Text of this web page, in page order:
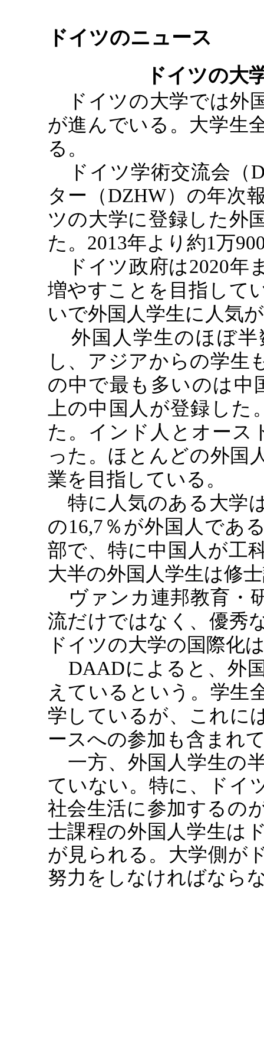
ドイツのニュース
ドイツの大
ドイツの大学では外
が進んでいる。大学生
る。
ドイツ学術交流会（
ター（DZHW）の年次
ツの大学に登録した外
た。 2013年より約1万
ドイツ政府は2020年
増やすことを目指して
いで外国人学生に人気
外国人学生のほぼ
し、アジアからの学生
の中で最も多いのは中
上の中国人が登録した
た。インド人とオース
った。ほとんどの外国
業を目指している。
特に人気のある大学
の16,7 ％が外国人であ
部で、特に中国人が工
大半の外国人学生は修
ヴァンカ連邦教育・
流だけではなく、優秀
ドイツの大学の国際化
DAADによると、外
えているという。学生
学しているが、これに
ースへの参加も含まれ
一方、外国人学生の
ていない。特に、ドイ
社会生活に参加するの
士課程の外国人学生は
が見られる。大学側が
努力をしなければなら